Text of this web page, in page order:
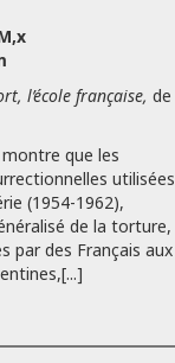
l’école française, de
que les
utilisées
(1954-1962),
de la torture,
par des Français aux